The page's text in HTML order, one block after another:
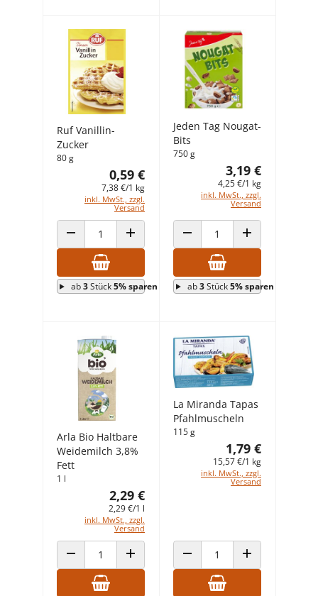
Ruf Vanillin-
Zucker
80 g
0,59 €
7,38 €/1 kg
inkl. MwSt., zzgl.
Versand
ANZAHL VERRINGERNANZAHL ERHÖHEN
ab3Stück5% sparen
Jeden Tag Nougat-
Bits
750 g
3,19 €
4,25 €/1 kg
inkl. MwSt., zzgl.
Versand
ANZAHL VERRINGERNANZAHL ERHÖHEN
ab3Stück5% sparen
Arla Bio Haltbare
Weidemilch 3,8%
Fett
1 l
2,29 €
2,29 €/1 l
inkl. MwSt., zzgl.
Versand
ANZAHL VERRINGERNANZAHL ERHÖHEN
La Miranda Tapas
Pfahlmuscheln
115 g
1,79 €
15,57 €/1 kg
inkl. MwSt., zzgl.
Versand
ANZAHL VERRINGERNANZAHL ERHÖHEN